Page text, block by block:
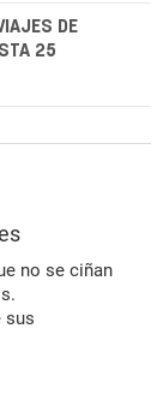
DE
25
no se ciñan
sus